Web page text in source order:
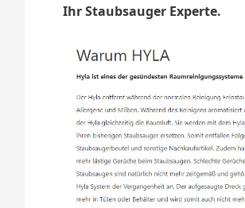
Ihr Staubsauger Experte.